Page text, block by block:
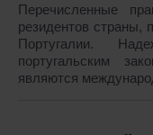
Перечисленные
резидентов страны,
Португалии.
португальским
являются